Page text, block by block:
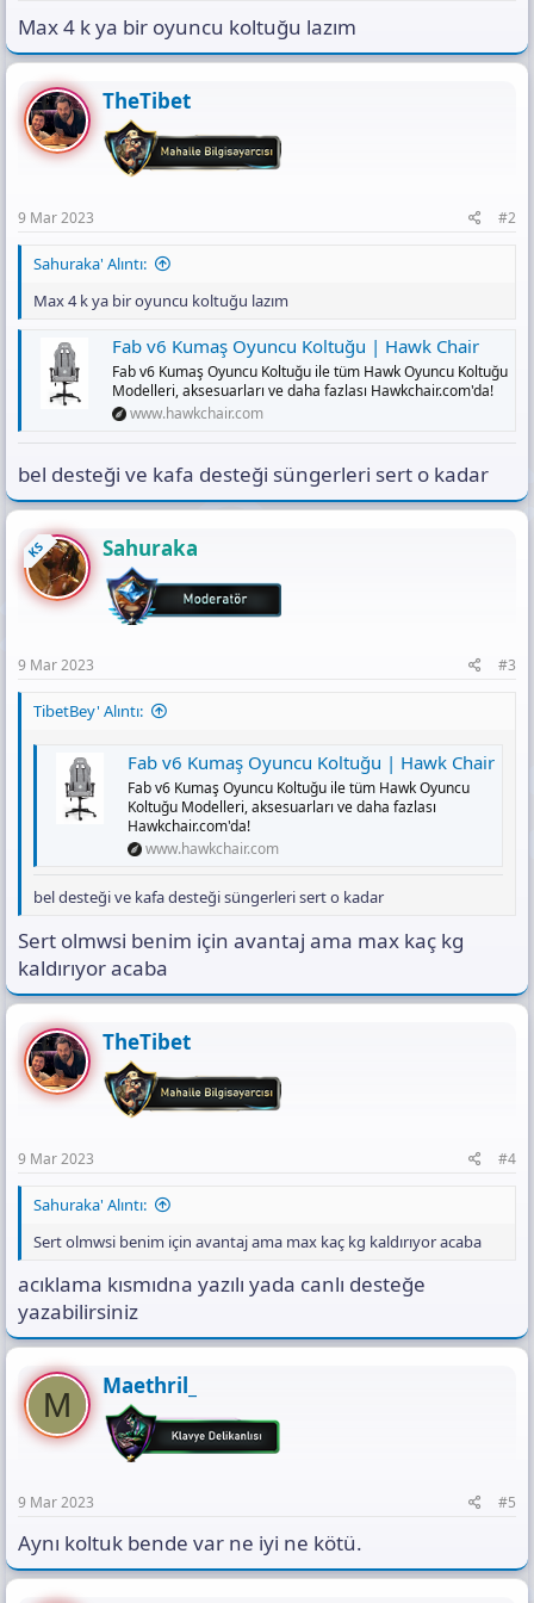
ı
n
ı
p
y
Max 4 k ya bir oyuncu koltuğu lazım
TheTibet
9 Mar 2023 #2
Sahuraka' Alıntı:
Max 4 k ya bir oyuncu koltuğu lazım
Fab v6 Kumaş Oyuncu Koltuğu | Hawk Chair
Fab v6 Kumaş Oyuncu Koltuğu ile tüm Hawk Oyuncu Koltuğu
Modelleri, aksesuarları ve daha fazlası Hawkchair.com'da!
www.hawkchair.com
bel desteği ve kafa desteği süngerleri sert o kadar
KS Sahuraka
9 Mar 2023 #3
TibetBey' Alıntı:
Fab v6 Kumaş Oyuncu Koltuğu | Hawk Chair
Fab v6 Kumaş Oyuncu Koltuğu ile tüm Hawk Oyuncu
Koltuğu Modelleri, aksesuarları ve daha fazlası
Hawkchair.com'da!
www.hawkchair.com
bel desteği ve kafa desteği süngerleri sert o kadar
Sert olmwsi benim için avantaj ama max kaç kg
kaldırıyor acaba
TheTibet
9 Mar 2023 #4
Sahuraka' Alıntı:
Sert olmwsi benim için avantaj ama max kaç kg kaldırıyor acaba
acıklama kısmıdna yazılı yada canlı desteğe
yazabilirsiniz
M Maethril_
9 Mar 2023 #5
Aynı koltuk bende var ne iyi ne kötü.